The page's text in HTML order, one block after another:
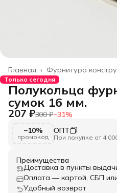
Фурнитура
Главная ›
Только сегодня
Полукольца
сумок 16 мм.
207 ₽300 ₽−31%
−10%
промокод
ОПТ
При покупке от 4
Преимущества
Доставка в пункты
Оплата — картой, СБП
Удобный возврат